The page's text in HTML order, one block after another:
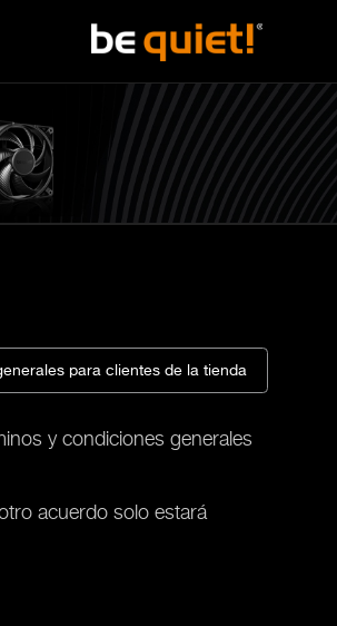
para clientes de la tienda
y condiciones generales
acuerdo solo estará